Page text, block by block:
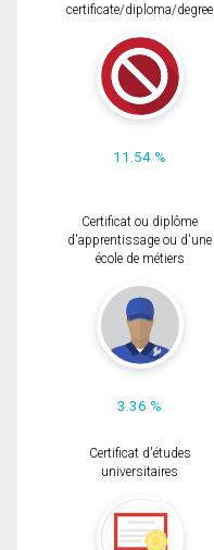
certificate/diploma/degree
11.54 %
Certificat ou diplôme
d'apprentissage ou d'une
école de métiers
3.36 %
Certificat d'études
universitaires